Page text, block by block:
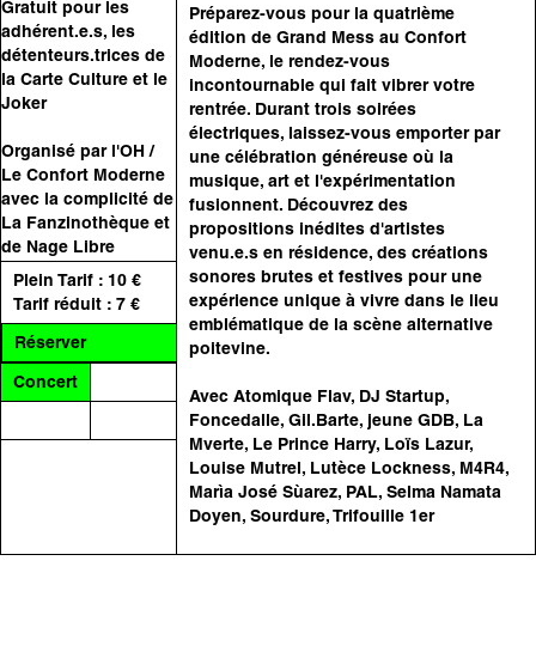
Gratuit pour les
adhérent.e.s, les
détenteurs.trices de
la Carte Culture et le
Joker
Organisé par l'OH /
Le Confort Moderne
avec la complicité de
La Fanzinothèque et
de Nage Libre
Plein Tarif : 10 €
Tarif réduit : 7 €
Réserver
Concert
Préparez-vous pour la quatrième
édition de Grand Mess au Confort
Moderne, le rendez-vous
incontournable qui fait vibrer votre
rentrée. Durant trois soirées
électriques, laissez-vous emporter par
une célébration généreuse où la
musique, art et l'expérimentation
fusionnent. Découvrez des
propositions inédites d'artistes
venu.e.s en résidence, des créations
sonores brutes et festives pour une
expérience unique à vivre dans le lieu
emblématique de la scène alternative
poitevine.
Avec Atomique Flav, DJ Startup,
Foncedalle, Gil.Barte, jeune GDB, La
Mverte, Le Prince Harry, Loïs Lazur,
Louise Mutrel, Lutèce Lockness, M4R4,
Marìa José Sùarez, PAL, Selma Namata
Doyen, Sourdure, Trifouille 1er